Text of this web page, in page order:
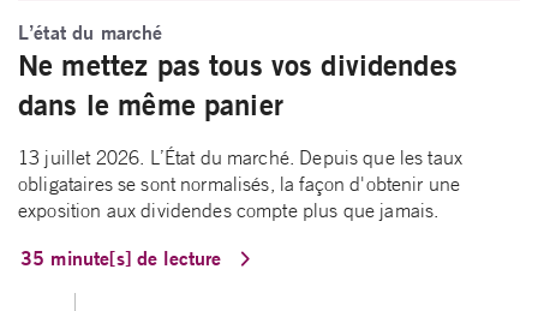
L’état du marché
Ne mettez pas tous vos dividendes
dans le même panier
13 juillet 2026. L’État du marché. Depuis que les taux
obligataires se sont normalisés, la façon d'obtenir une
exposition aux dividendes compte plus que jamais.
35 minute[s] de lecture